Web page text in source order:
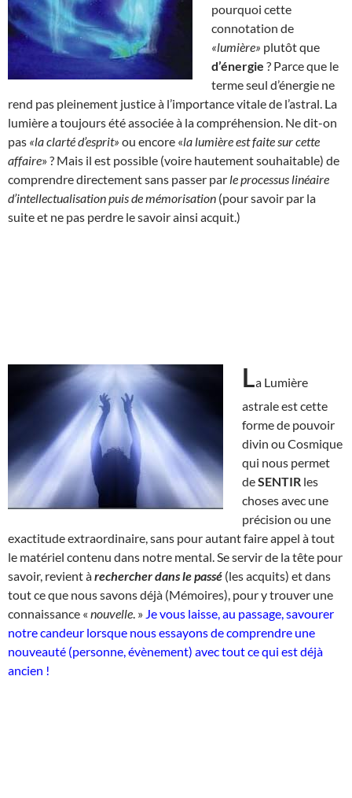
pourquoi cette
connotation de
«lumière» plutôt que
d’énergie ? Parce que le
terme seul d’énergie ne
rend pas pleinement justice à l’importance vitale de l’astral. La
lumière a toujours été associée à la compréhension. Ne dit-on
pas «la clarté d’esprit» ou encore «la lumière est faite sur cette
affaire» ? Mais il est possible (voire hautement souhaitable) de
comprendre directement sans passer par le processus linéaire
d’intellectualisation puis de mémorisation (pour savoir par la
suite et ne pas perdre le savoir ainsi acquit.)
La Lumière
astrale est cette
forme de pouvoir
divin ou Cosmique
qui nous permet
deSENTIR les
choses avec une
précision ou une
exactitude extraordinaire, sans pour autant faire appel à tout
le matériel contenu dans notre mental. Se servir de la tête pour
savoir, revient àrechercher dans le passé (les acquits) et dans
tout ce que nous savons déjà (Mémoires), pour y trouver une
connaissance « nouvelle . » Je vous laisse, au passage, savourer
notre candeur lorsque nous essayons de comprendre une
nouveauté (personne, évènement) avec tout ce qui est déjà
ancien !